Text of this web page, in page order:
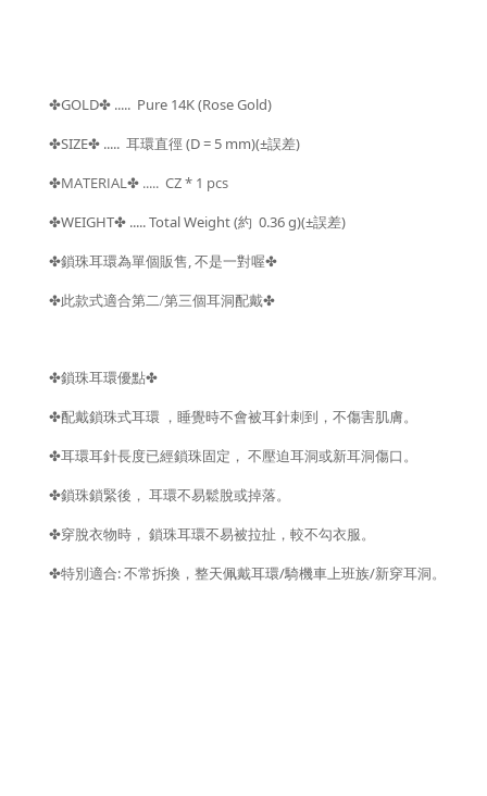
✤GOLD✤ ..... Pure 14K (Rose Gold)
✤SIZE✤ ..... 耳環直徑 (D = 5 mm)(±誤差)
✤MATERIAL✤ ..... CZ* 1 pcs
✤WEIGHT✤ ..... Total Weight (約 0.36 g)(±誤差)
✤鎖珠耳環為單個販售, 不是一對喔✤
✤此款式適合第二/第三個耳洞配戴✤
✤鎖珠耳環優點✤
✤配戴鎖珠式耳環 ，睡覺時不會被耳針刺到，不傷害肌膚。
✤耳環耳針長度已經鎖珠固定， 不壓迫耳洞或新耳洞傷口。
✤鎖珠鎖緊後， 耳環不易鬆脫或掉落。
✤穿脫衣物時， 鎖珠耳環不易被拉扯，較不勾衣服。
✤特別適合: 不常拆換，整天佩戴耳環/騎機車上班族/新穿耳洞。